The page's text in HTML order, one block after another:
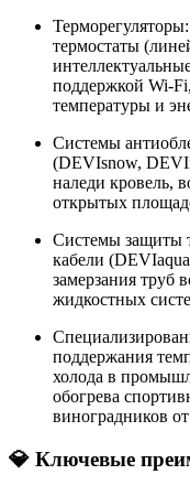
термостаты
поддержкой Wi-
температуры и
Системы
(DEVIsnow,
наледи кровель,
открытых
Системы защиты
кабели
замерзания труб
жидкостных
поддержания
холода в
обогрева
виноградников
💎 Ключевые